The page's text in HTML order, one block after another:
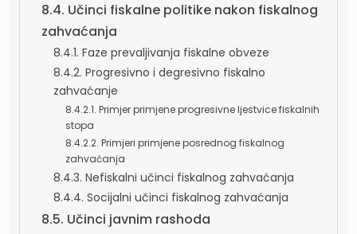
8.4. Učinci fiskalne politike nakon fiskalnog
zahvaćanja
8.4.1. Faze prevaljivanja fiskalne obveze
8.4.2. Progresivno i degresivno fiskalno
zahvaćanje
8.4.2.1. Primjer primjene progresivne ljestvice fiskalnih
stopa
8.4.2.2. Primjeri primjene posrednog fiskalnog
zahvaćanja
8.4.3. Nefiskalni učinci fiskalnog zahvaćanja
8.4.4. Socijalni učinci fiskalnog zahvaćanja
8.5. Učinci javnim rashoda